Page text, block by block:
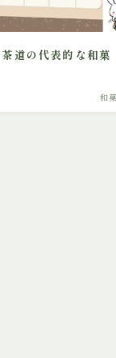
道の代表的な和菓
和